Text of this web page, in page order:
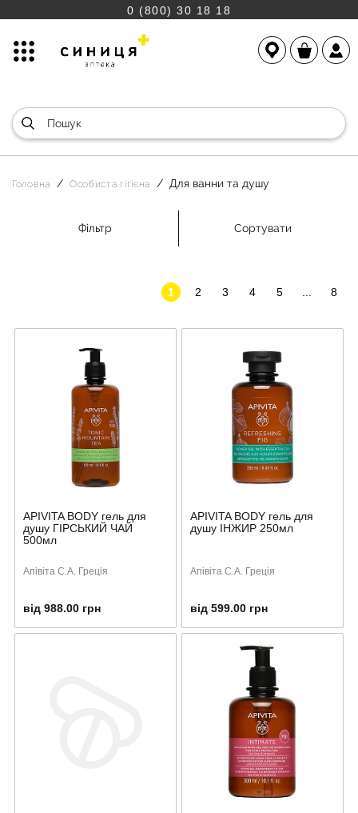
0 (800) 30 18 18
Головна Особиста гігієна Для ванни та душу
Фільтр Сортувати
1 2 3 4 5 8
APIVITA BODY гель для
душу ГІРСЬКИЙ ЧАЙ
500мл
Апівіта С.А. Греція
від 988.00 грн
APIVITA BODY гель для
душу ІНЖИР 250мл
Апівіта С.А. Греція
від 599.00 грн